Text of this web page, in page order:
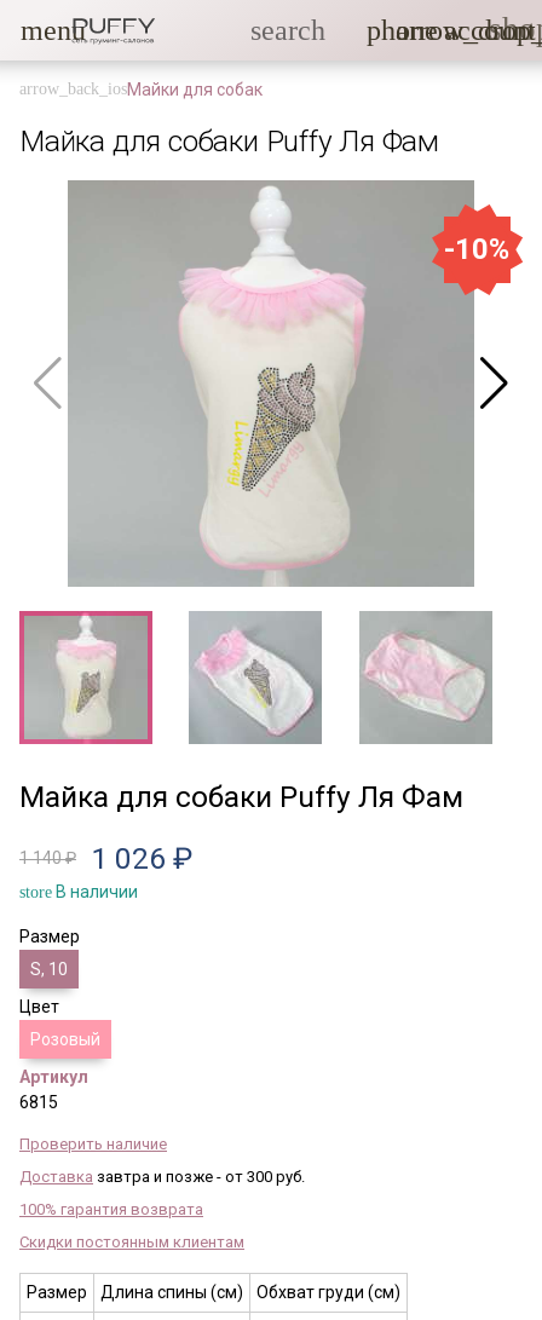
menu search phone
Майки для собак
Майка для собаки Puffy Ля Фам
-10%
Майка для собаки Puffy Ля Фам
1 140 ₽ 1 026 ₽
store В наличии
Размер
S, 10
Цвет
Розовый
Артикул
6815
Проверить наличие
Доставка завтра и позже - от 300 руб.
100% гарантия возврата
Скидки постоянным клиентам
Размер Длина спины (см)
Обхват груди (см)